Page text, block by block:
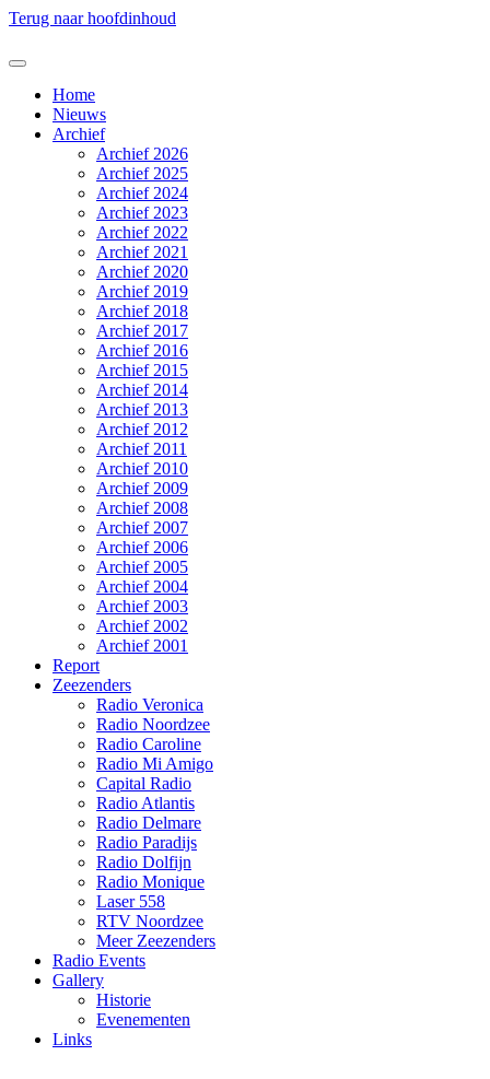
Terug naar hoofdinhoud
Home
Nieuws
Archief
Archief 2026
Archief 2025
Archief 2024
Archief 2023
Archief 2022
Archief 2021
Archief 2020
Archief 2019
Archief 2018
Archief 2017
Archief 2016
Archief 2015
Archief 2014
Archief 2013
Archief 2012
Archief 2011
Archief 2010
Archief 2009
Archief 2008
Archief 2007
Archief 2006
Archief 2005
Archief 2004
Archief 2003
Archief 2002
Archief 2001
Report
Zeezenders
Radio Veronica
Radio Noordzee
Radio Caroline
Radio Mi Amigo
Capital Radio
Radio Atlantis
Radio Delmare
Radio Paradijs
Radio Dolfijn
Radio Monique
Laser 558
RTV Noordzee
Meer Zeezenders
Radio Events
Gallery
Historie
Evenementen
Links